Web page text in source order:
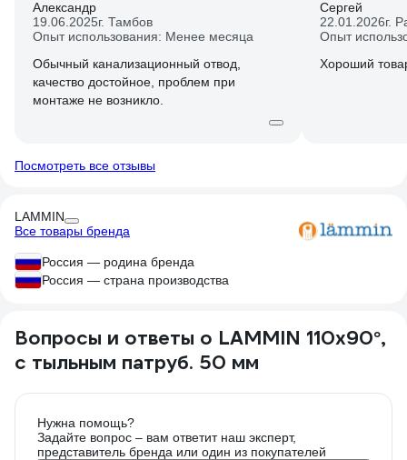
Александр
19.06.2025г. Тамбов
Опыт использования: Менее месяца
Обычный канализационный отвод,
качество достойное, проблем при
монтаже не возникло.
Сергей
22.01.2026г.
Опыт
Хороший
Посмотреть все отзывы
LAMMIN
Все товары бренда
Россия — родина бренда
Россия — страна производства
Вопросы и ответы о LAMMIN 110х90°,
с тыльным патруб. 50 мм
Нужна помощь?
Задайте вопрос – вам ответит наш эксперт,
представитель бренда или один из покупателей